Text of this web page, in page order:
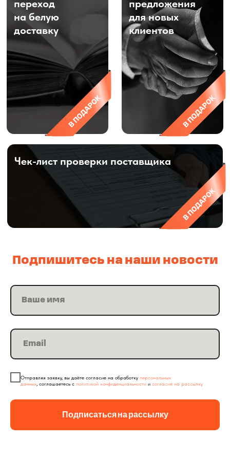
Подпишитесь на наши новости
Отправляя заявку, вы даёте согласие на обработку персональных
данных , соглашаетесь с политикой конфиденциальности и согласие на рассылку
Подписаться на рассылку
Даю согласие на обработку
персональных данных
и соглашаюсь с
политикой конфиденциальности
Оставить заявку
ВИДЕО СО СКЛАДОВ,
ПРОВЕРКА ТОВАРОВ
И ГРУЗОВ
ОТЗЫВЫ НАШИХ
КЛИЕНТОВ